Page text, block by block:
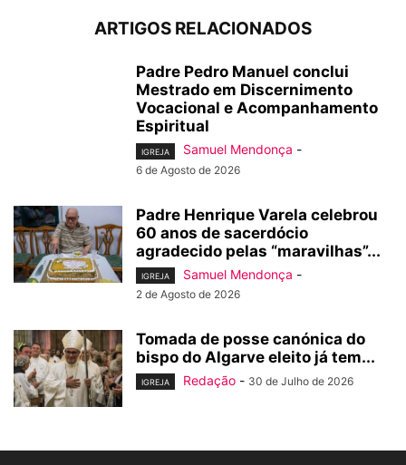
ARTIGOS RELACIONADOS
Padre Pedro Manuel conclui
Mestrado em Discernimento
Vocacional e Acompanhamento
Espiritual
IGREJA Samuel Mendonça -
6 de Agosto de 2026
Padre Henrique Varela celebrou
60 anos de sacerdócio
agradecido pelas “maravilhas”...
IGREJA Samuel Mendonça -
2 de Agosto de 2026
Tomada de posse canónica do
bispo do Algarve eleito já tem...
IGREJA Redação - 30 de Julho de 2026